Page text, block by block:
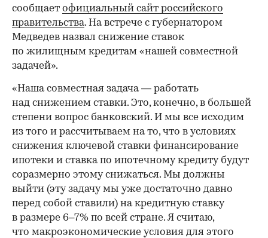
сообщает официальный сайт российского
правительства. На встрече с губернатором
Медведев назвал снижение ставок
по жилищным кредитам «нашей совместной
задачей».
«Наша совместная задача — работать
над снижением ставки. Это, конечно, в большей
степени вопрос банковский. И мы все исходим
из того и рассчитываем на то, что в условиях
снижения ключевой ставки финансирование
ипотеки и ставка по ипотечному кредиту будут
соразмерно этому снижаться. Мы должны
выйти (эту задачу мы уже достаточно давно
перед собой ставили) на кредитную ставку
в размере 6–7% по всей стране. Я считаю,
что макроэкономические условия для этого